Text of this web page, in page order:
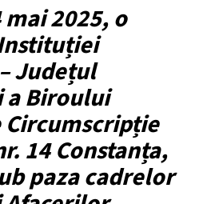
2025, o
Județul
a Biroului
14 Constanța,
paza cadrelor